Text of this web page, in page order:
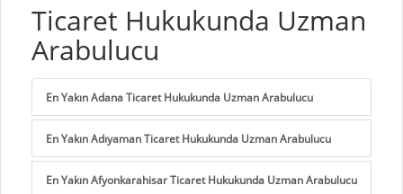
Ticaret Hukukunda Uzman
Arabulucu
En Yakın Adana Ticaret Hukukunda Uzman Arabulucu
En Yakın Adıyaman Ticaret Hukukunda Uzman Arabulucu
En Yakın Afyonkarahisar Ticaret Hukukunda Uzman Arabulucu